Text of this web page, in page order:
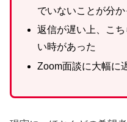
でいないことが分か
返信が遅い上、こ
い時があった
Zoom面談に大幅に